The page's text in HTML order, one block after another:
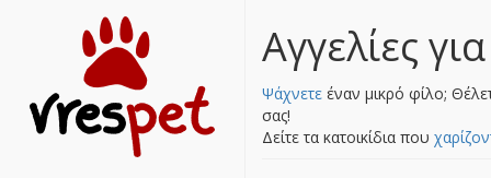
Αγγελίες
Ψάχνετε έναν μικρό φίλο;
σας!
Δείτε τα κατοικίδια που